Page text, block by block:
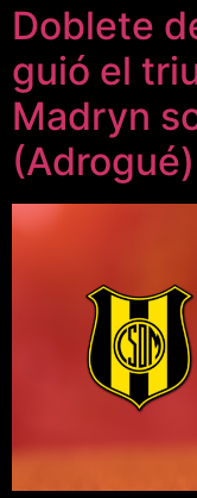
Doblete
guió el
Madryn
(Adrogué)